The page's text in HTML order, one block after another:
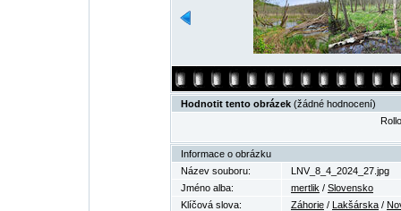
Hodnotit tento obrázek (žádné hodnocení)
Informace o obrázku
Název souboru:
LNV_8_4_2024_27.jpg
Jméno alba:
mertlik / Slovensko
Klíčová slova:
Záhorie / Lakšárska /